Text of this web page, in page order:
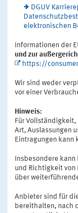
DGUV
elektronischen
Informationen der
und zur
https://
Wir sind weder
vor einer
Hinweis:
Für
Art, Auslassungen
Eintragungen kann
Insbesondere
und Richtigkeit von
über
Anbieter sind für
bereithalten, nach